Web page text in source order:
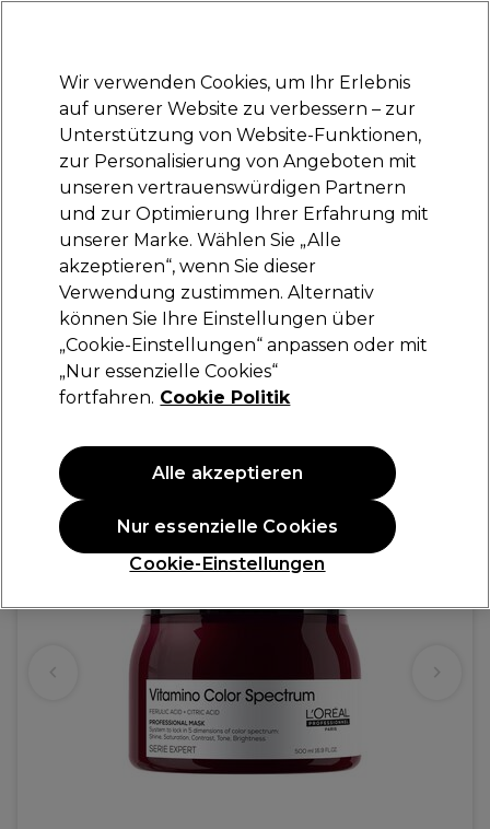
Anmelden
Marken Deals Haare Elektrogeräte Saloneinrichtung
Lieferung und Lieferzeiten
– mehr erfahren
L'Oréal Professionnel
L'Oréal Professionnel Série Expert Vitamino
Color Spectrum Haarmaske 500ml
51,30 €
ANGEBOT
Wir verwenden Cookies, um Ihr Erlebnis
auf unserer Website zu verbessern – zur
Unterstützung von Website-Funktionen,
zur Personalisierung von Angeboten mit
unseren vertrauenswürdigen Partnern
und zur Optimierung Ihrer Erfahrung mit
unserer Marke. Wählen Sie „Alle
akzeptieren“, wenn Sie dieser
Verwendung zustimmen. Alternativ
können Sie Ihre Einstellungen über
„Cookie-Einstellungen“ anpassen oder mit
„Nur essenzielle Cookies“
fortfahren. Cookie Politik
Cookie-Einstellungen
Nur essenzielle Cookies
Alle akzeptieren